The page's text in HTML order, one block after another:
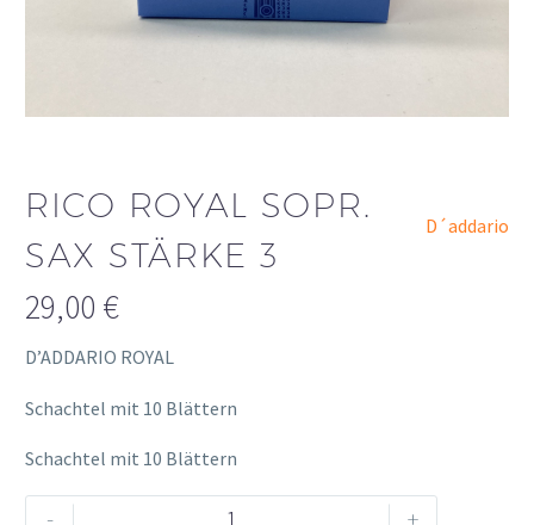
RICO ROYAL SOPR.
SAX STÄRKE 3
D´addario
29,00 €
D’ADDARIO ROYAL
Schachtel mit 10 Blättern
Schachtel mit 10 Blättern
- +
Alternative: